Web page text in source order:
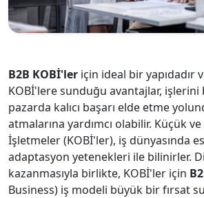
B2B KOBİ'ler için ideal bir yapıdadır
KOBİ'lere sunduğu avantajlar, işlerini
pazarda kalıcı başarı elde etme
atmalarına yardımcı olabilir. Küçük
İşletmeler (KOBİ'ler), iş dünyasında
adaptasyon yetenekleri ile bilinirler.
kazanmasıyla birlikte, KOBİ'ler için
Business) iş modeli büyük bir fırsat